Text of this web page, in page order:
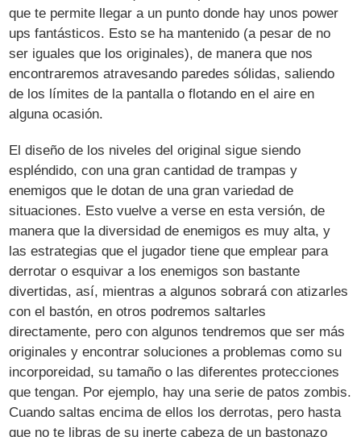
que te permite llegar a un punto donde hay unos power
ups fantásticos. Esto se ha mantenido (a pesar de no
ser iguales que los originales), de manera que nos
encontraremos atravesando paredes sólidas, saliendo
de los límites de la pantalla o flotando en el aire en
alguna ocasión.
El diseño de los niveles del original sigue siendo
espléndido, con una gran cantidad de trampas y
enemigos que le dotan de una gran variedad de
situaciones. Esto vuelve a verse en esta versión, de
manera que la diversidad de enemigos es muy alta, y
las estrategias que el jugador tiene que emplear para
derrotar o esquivar a los enemigos son bastante
divertidas, así, mientras a algunos sobrará con atizarles
con el bastón, en otros podremos saltarles
directamente, pero con algunos tendremos que ser más
originales y encontrar soluciones a problemas como su
incorporeidad, su tamaño o las diferentes protecciones
que tengan. Por ejemplo, hay una serie de patos zombis.
Cuando saltas encima de ellos los derrotas, pero hasta
que no te libras de su inerte cabeza de un bastonazo